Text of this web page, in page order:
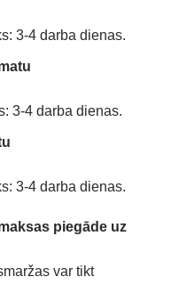
3-4 darba dienas.
3-4 darba dienas.
3-4 darba dienas.
piegāde uz
var tikt